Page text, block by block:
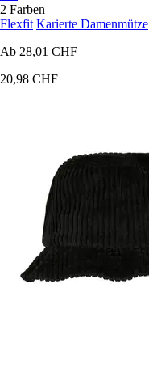
2 Farben
Flexfit Karierte Damenmütze
Ab 28,01 CHF
20,98 CHF